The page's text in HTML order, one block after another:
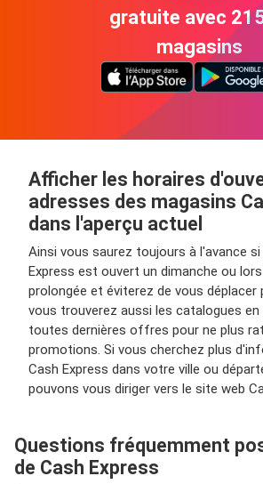
gratuite avec
magasins
Afficher les horaires
adresses des magasins
dans l'aperçu actuel
Ainsi vous saurez toujours à l'avance
Express est ouvert un dimanche ou
prolongée et éviterez de vous déplacer
vous trouverez aussi les catalogues
toutes dernières offres pour ne plus
promotions. Si vous cherchez plus
Cash Express dans votre ville ou
pouvons vous diriger vers le site web
Questions fréquemment
de Cash Express